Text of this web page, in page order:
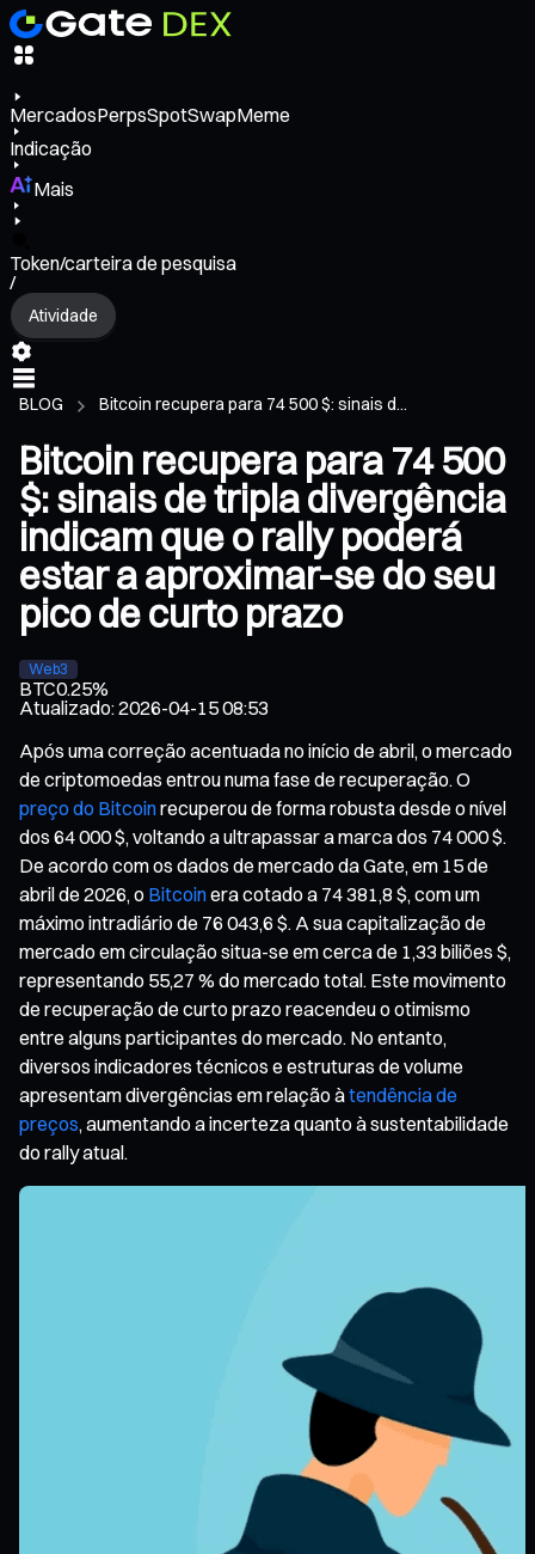
MercadosPerpsSpotSwapMeme
Indicação
Mais
Token/carteira de pesquisa
/
Atividade
BLOG Bitcoin recupera para 74 500 $: sinais d...
Bitcoin recupera para 74 500
$: sinais de tripla divergência
indicam que o rally poderá
estar a aproximar-se do seu
pico de curto prazo
Web3
BTC0.25%
Atualizado:2026-04-15 08:53
Após uma correção acentuada no início de abril, o mercado
de criptomoedas entrou numa fase de recuperação. O
preço do Bitcoinrecuperou de forma robusta desde o nível
dos 64 000 $, voltando a ultrapassar a marca dos 74 000 $.
De acordo com os dados de mercado da Gate, em 15 de
abril de 2026, o Bitcoinera cotado a 74 381,8 $, com um
máximo intradiário de 76 043,6 $. A sua capitalização de
mercado em circulação situa-se em cerca de 1,33 biliões $,
representando 55,27 % do mercado total. Este movimento
de recuperação de curto prazo reacendeu o otimismo
entre alguns participantes do mercado. No entanto,
diversos indicadores técnicos e estruturas de volume
apresentam divergências em relação àtendência de
preços, aumentando a incerteza quanto à sustentabilidade
do rally atual.